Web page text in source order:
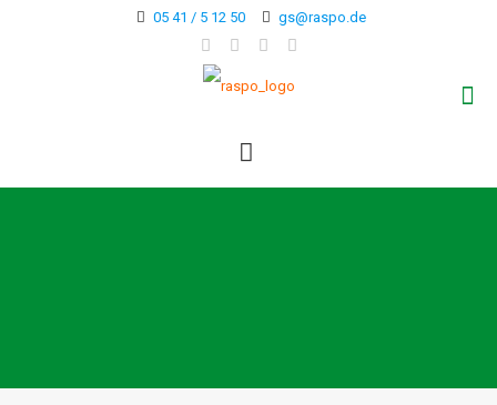
05 41 / 5 12 50 gs@raspo.de